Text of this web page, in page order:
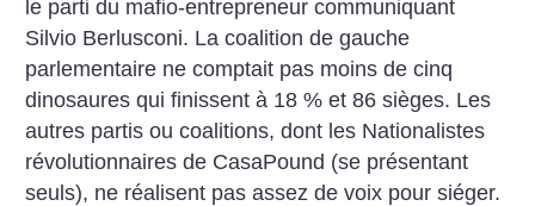
le parti du mafio-entrepreneur communiquant
Silvio Berlusconi. La coalition de gauche
parlementaire ne comptait pas moins de cinq
dinosaures qui finissent à 18 % et 86 sièges. Les
autres partis ou coalitions, dont les Nationalistes
révolutionnaires de CasaPound (se présentant
seuls), ne réalisent pas assez de voix pour siéger.